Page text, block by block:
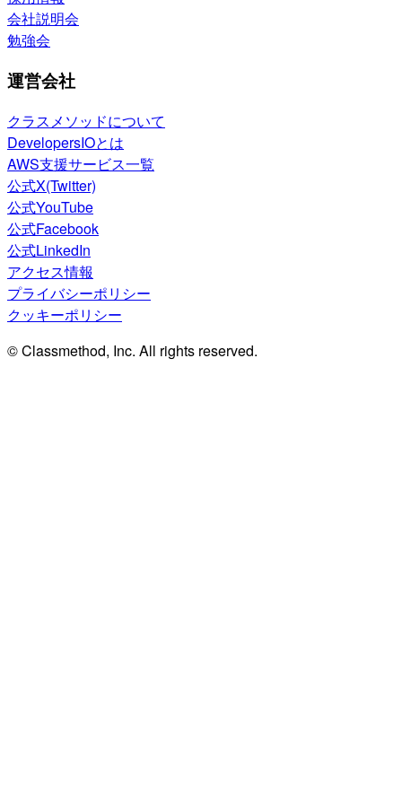
会社説明会
勉強会
運営会社
クラスメソッドについて
DevelopersIOとは
AWS支援サービス一覧
公式X(Twitter)
公式YouTube
公式Facebook
公式LinkedIn
アクセス情報
プライバシーポリシー
クッキーポリシー
© Classmethod, Inc. All rights reserved.